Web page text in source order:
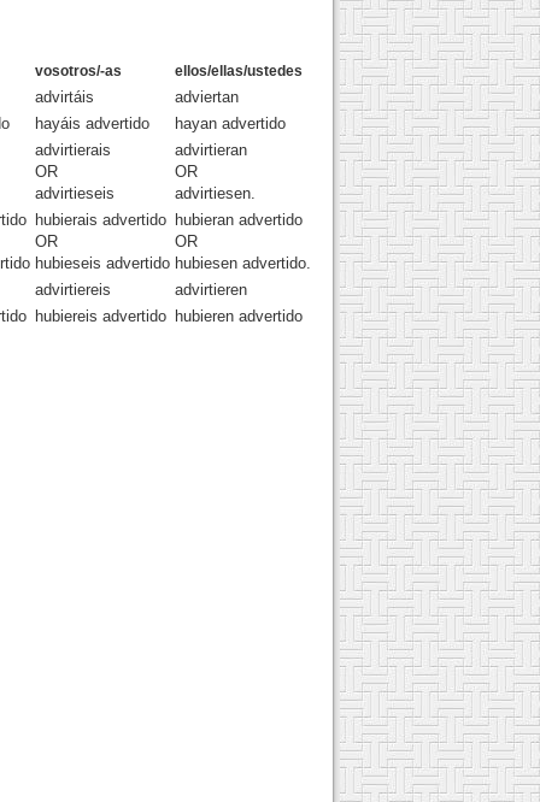
vosotros/-as ellos/ellas/ustedes
advirtáis
adviertan
hayáis advertido
hayan advertido
advirtierais
OR
advirtieseis
advirtieran
OR
advirtiesen.
hubierais advertido
OR
hubieseis advertido
hubieran advertido
OR
hubiesen advertido.
advirtiereis
advirtieren
hubiereis advertido hubieren advertido